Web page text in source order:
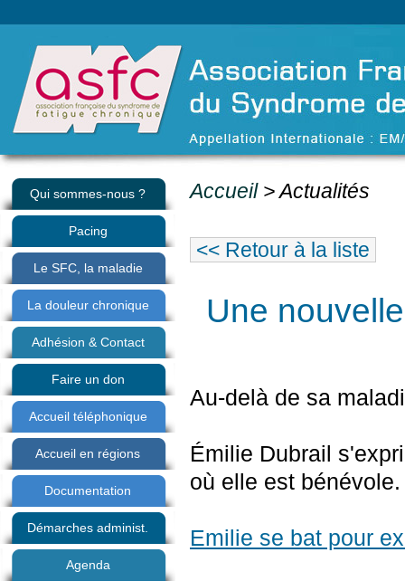
Accueil> Actualités
<< Retour à la liste
Une
Au-delà de sa
Émilie Dubrail
où elle est bénévole.
Emilie se bat pour
Qui sommes-nous ?
Pacing
Le SFC, la maladie
La douleur chronique
Adhésion & Contact
Faire un don
Accueil téléphonique
Accueil en régions
Documentation
Démarches administ.
Agenda